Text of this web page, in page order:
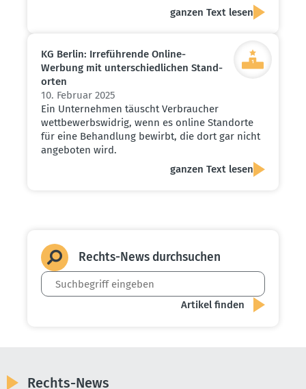
ganzen Text lesen
KG Berlin: Irrefüh­rende Online-
Werbung mit unter­schied­lichen Stand­
orten
10. Februar 2025
Ein Unternehmen täuscht Verbraucher
wettbewerbswidrig, wenn es online Standorte
für eine Behandlung bewirbt, die dort gar nicht
angeboten wird.
ganzen Text lesen
Rechts-News durch­suchen
Rechts-News